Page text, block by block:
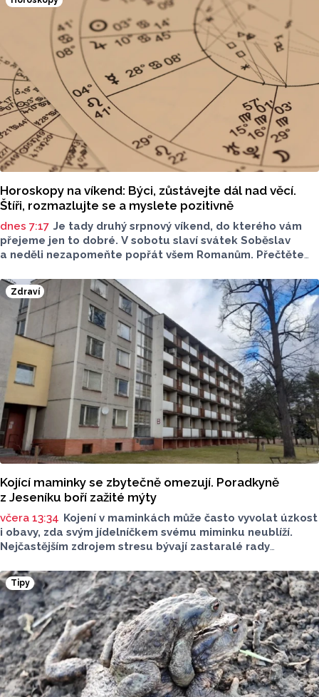
Šárky Krákorové Pajůrkové tomu předcházelo 13 let
pátrání po jejich osudech. Kniha vychází u příležitosti
letošního 770. výročí povýšení Přerova na královské město,
sdělila ČTK mluvčí radnice Lenka Chalupová.
Horoskopy na víkend: Býci, zůstávejte dál nad věcí.
Štíři, rozmazlujte se a myslete pozitivně
dnes 7:17 Je tady druhý srpnový víkend, do kterého vám
přejeme jen to dobré. V sobotu slaví svátek Soběslav
a neděli nezapomeňte popřát všem Romanům. Přečtěte
Zdraví
Kojící maminky se zbytečně omezují. Poradkyně
z Jeseníku boří zažité mýty
včera 13:34 Kojení v maminkách může často vyvolat úzkost
i obavy, zda svým jídelníčkem svému miminku neublíží.
Nejčastějším zdrojem stresu bývají zastaralé rady
se nadýmavým potravinám nebo preventivnímu vyřazování
alergenů. Mýty o stravě při kojení boří laktační poradkyně
z Jeseníku.
Tipy